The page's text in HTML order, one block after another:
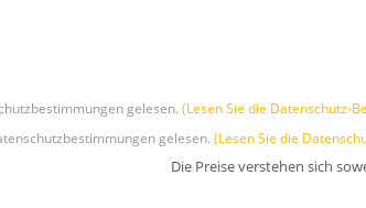
gelesen. (Lesen Sie die Datenschutz-
gelesen. (Lesen Sie die
Die Preise verstehen sich